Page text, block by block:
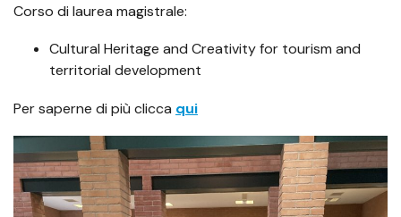
Corso di laurea magistrale:
Cultural Heritage and Creativity for tourism and
territorial development
Per saperne di più clicca qui